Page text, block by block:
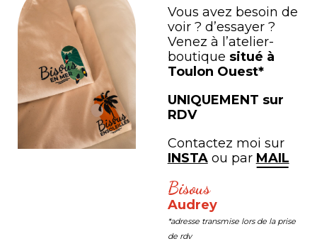
PARTAGEZ VOTRE
expérience
#LEB #LESEDITIONSBISOUS
Vous avez besoin de
voir ? d’essayer ?
Venez à l’atelier-
boutique situé à
Toulon Ouest*
UNIQUEMENT sur
RDV
Contactez moi sur
INSTAou par MAIL
Bisous
Audrey
*adresse transmise lors de la prise
de rdv